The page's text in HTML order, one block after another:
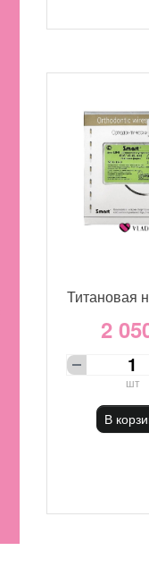
Титановая
2
шт
В